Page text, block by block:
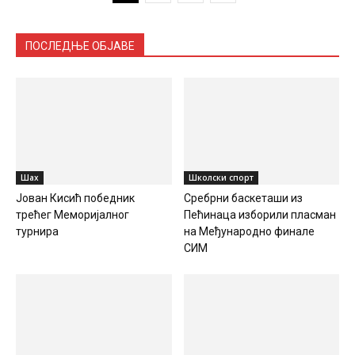
ПОСЛЕДЊЕ ОБЈАВЕ
Шах
Јован Кисић победник
трећег Меморијалног
турнира
Школски спорт
Сребрни баскеташи из
Пећинаца изборили пласман
на Међународно финале
СИМ